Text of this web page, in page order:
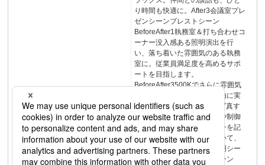
り時間も快適に。After3会議室プレ
ゼンシーンブレストシーン
BeforeAfter1執務室＆打ち合わせコ
ーナー没入感ある照明演出を行
い、落ち着いた雰囲気のある執務
室に。従業員満足度を高めるサポ
ートを目指します。
BeforeAfter3500Kでさらに雰囲気
アップ思い描いた空間を自由に実
現し、快適な空間にPlan※写真す
べてはイメージです調光比や制御
ゾーンの異なる複数のシーンを記
憶できる調光システムを用いて、
会議の使い方に合わせた照明シー
ンが再生可能。合議集約シーン